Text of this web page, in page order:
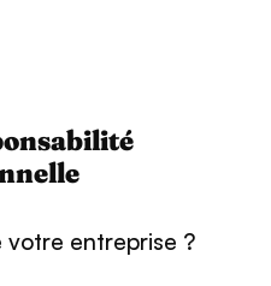
votre entreprise ?